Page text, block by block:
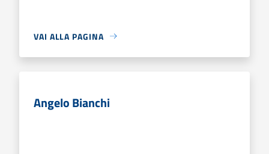
VAI ALLA PAGINA
Angelo Bianchi